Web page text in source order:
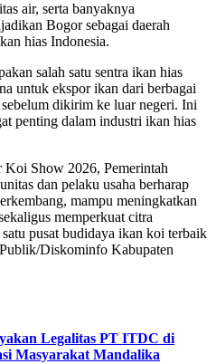
air, serta banyaknya
Bogor sebagai daerah
hias Indonesia.
salah satu sentra ikan hias
untuk ekspor ikan dari berbagai
dikirim ke luar negeri. Ini
penting dalam industri ikan hias
Show 2026, Pemerintah
dan pelaku usaha berharap
mampu meningkatkan
memperkuat citra
pusat budidaya ikan koi terbaik
Diskominfo Kabupaten
Legalitas PT ITDC di
Masyarakat Mandalika